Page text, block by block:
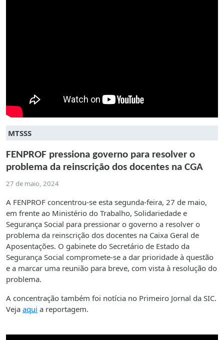
MTSSS
FENPROF pressiona governo para resolver o
problema da reinscrição dos docentes na CGA
27 de maio, 2024
A FENPROF concentrou-se esta segunda-feira, 27 de maio,
em frente ao Ministério do Trabalho, Solidariedade e
Segurança Social para pressionar o governo a resolver o
problema da reinscrição dos docentes na Caixa Geral de
Aposentações. O gabinete do Secretário de Estado da
Segurança Social compromete-se a dar prioridade à questão
e a marcar uma reunião para breve, com vista à resolução do
problema.
A concentração também foi notícia no Primeiro Jornal da SIC.
Veja aqui a reportagem.